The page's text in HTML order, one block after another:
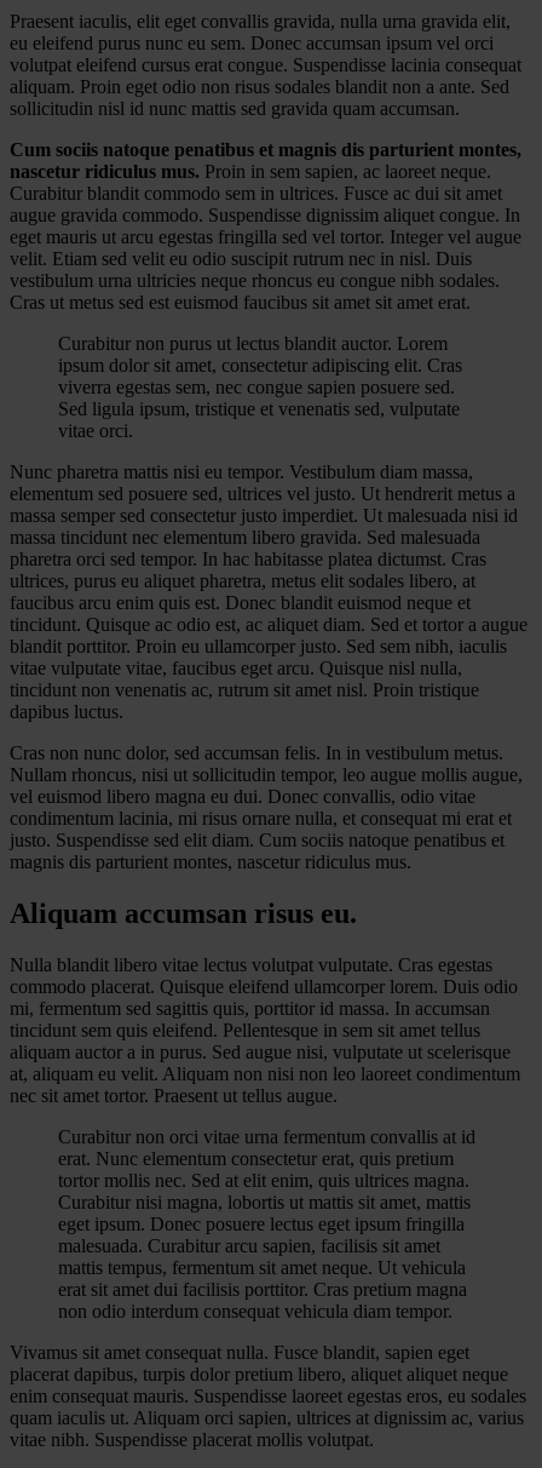
Praesent iaculis, elit eget convallis gravida, nulla urna gravida elit,
eu eleifend purus nunc eu sem. Donec accumsan ipsum vel orci
volutpat eleifend cursus erat congue. Suspendisse lacinia consequat
aliquam. Proin eget odio non risus sodales blandit non a ante. Sed
sollicitudin nisl id nunc mattis sed gravida quam accumsan.
Cum sociis natoque penatibus et magnis dis parturient montes,
nascetur ridiculus mus. Proin in sem sapien, ac laoreet neque.
Curabitur blandit commodo sem in ultrices. Fusce ac dui sit amet
augue gravida commodo. Suspendisse dignissim aliquet congue. In
eget mauris ut arcu egestas fringilla sed vel tortor. Integer vel augue
velit. Etiam sed velit eu odio suscipit rutrum nec in nisl. Duis
vestibulum urna ultricies neque rhoncus eu congue nibh sodales.
Cras ut metus sed est euismod faucibus sit amet sit amet erat.
Curabitur non purus ut lectus blandit auctor. Lorem
ipsum dolor sit amet, consectetur adipiscing elit. Cras
viverra egestas sem, nec congue sapien posuere sed.
Sed ligula ipsum, tristique et venenatis sed, vulputate
vitae orci.
Nunc pharetra mattis nisi eu tempor. Vestibulum diam massa,
elementum sed posuere sed, ultrices vel justo. Ut hendrerit metus a
massa semper sed consectetur justo imperdiet. Ut malesuada nisi id
massa tincidunt nec elementum libero gravida. Sed malesuada
pharetra orci sed tempor. In hac habitasse platea dictumst. Cras
ultrices, purus eu aliquet pharetra, metus elit sodales libero, at
faucibus arcu enim quis est. Donec blandit euismod neque et
tincidunt. Quisque ac odio est, ac aliquet diam. Sed et tortor a augue
blandit porttitor. Proin eu ullamcorper justo. Sed sem nibh, iaculis
vitae vulputate vitae, faucibus eget arcu. Quisque nisl nulla,
tincidunt non venenatis ac, rutrum sit amet nisl. Proin tristique
dapibus luctus.
Cras non nunc dolor, sed accumsan felis. In in vestibulum metus.
Nullam rhoncus, nisi ut sollicitudin tempor, leo augue mollis augue,
vel euismod libero magna eu dui. Donec convallis, odio vitae
condimentum lacinia, mi risus ornare nulla, et consequat mi erat et
justo. Suspendisse sed elit diam. Cum sociis natoque penatibus et
magnis dis parturient montes, nascetur ridiculus mus.
Aliquam accumsan risus eu.
Nulla blandit libero vitae lectus volutpat vulputate. Cras egestas
commodo placerat. Quisque eleifend ullamcorper lorem. Duis odio
mi, fermentum sed sagittis quis, porttitor id massa. In accumsan
tincidunt sem quis eleifend. Pellentesque in sem sit amet tellus
aliquam auctor a in purus. Sed augue nisi, vulputate ut scelerisque
at, aliquam eu velit. Aliquam non nisi non leo laoreet condimentum
nec sit amet tortor. Praesent ut tellus augue.
Curabitur non orci vitae urna fermentum convallis at id
erat. Nunc elementum consectetur erat, quis pretium
tortor mollis nec. Sed at elit enim, quis ultrices magna.
Curabitur nisi magna, lobortis ut mattis sit amet, mattis
eget ipsum. Donec posuere lectus eget ipsum fringilla
malesuada. Curabitur arcu sapien, facilisis sit amet
mattis tempus, fermentum sit amet neque. Ut vehicula
erat sit amet dui facilisis porttitor. Cras pretium magna
non odio interdum consequat vehicula diam tempor.
Vivamus sit amet consequat nulla. Fusce blandit, sapien eget
placerat dapibus, turpis dolor pretium libero, aliquet aliquet neque
enim consequat mauris. Suspendisse laoreet egestas eros, eu sodales
quam iaculis ut. Aliquam orci sapien, ultrices at dignissim ac, varius
vitae nibh. Suspendisse placerat mollis volutpat.